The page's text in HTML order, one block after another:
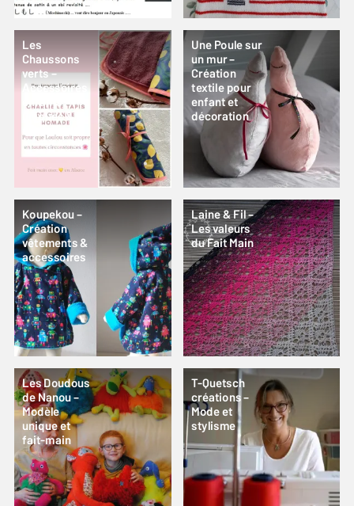
Les
Chaussons
verts –
Accessoires
enfants
uniques &
Une Poule sur
un mur –
Création
textile pour
enfant et
décoration
Koupekou –
Création
vêtements &
accessoires
Laine & Fil –
Les valeurs
du Fait Main
Les Doudous
de Nanou –
Modèle
unique et
fait-main
T-Quetsch
créations –
Mode et
stylisme